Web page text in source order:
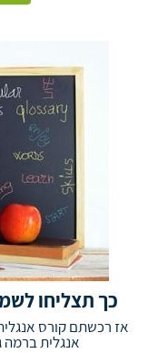
כך תצליחו
אז רכשתם קורס
אנגלית